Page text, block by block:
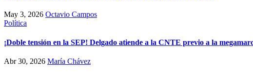
May 3, 2026 Octavio Campos
Política
¡Doble tensión en la SEP! Delgado atiende a la CNTE previo a la
Abr 30, 2026 María Chávez